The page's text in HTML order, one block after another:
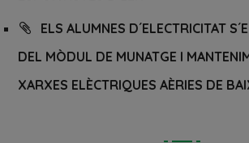
ELS ALUMNES D´ELECTRICITAT
DEL MÒDUL DE MUNATGE I
XARXES ELÈCTRIQUES AÈRIES DE